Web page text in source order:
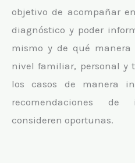
objetivo de acompañar
diagnóstico y poder
mismo y de qué
nivel familiar, personal y
los casos de manera
recomendaciones
consideren oportunas.